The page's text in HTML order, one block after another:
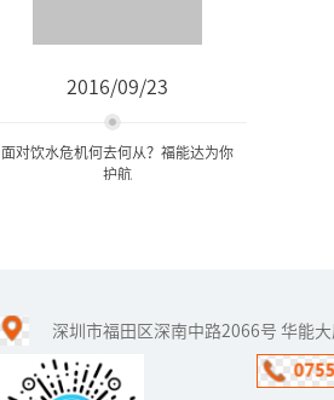
2016/09/23
面对饮水危机何去何从？福能达为你
护航
面对严峻的水环境状况，
深圳市福田区深南中路2066号 华能